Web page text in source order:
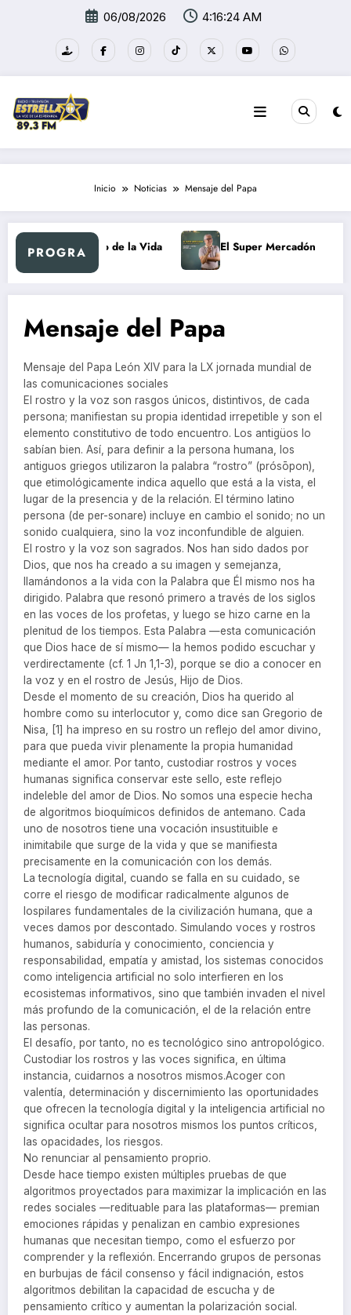
06/08/2026 4:16:25 AM
Inicio Noticias Mensaje del Papa
PROGRA
Al Ritmo de la Vida El Super Mercadón
Mensaje del Papa
Mensaje del Papa León XIV para la LX jornada mundial de
las comunicaciones sociales
El rostro y la voz son rasgos únicos, distintivos, de cada
persona; manifiestan su propia identidad irrepetible y son el
elemento constitutivo de todo encuentro. Los antigüos lo
sabían bien. Así, para definir a la persona humana, los
antiguos griegos utilizaron la palabra “rostro” (prósōpon),
que etimológicamente indica aquello que está a la vista, el
lugar de la presencia y de la relación. El término latino
persona (de per-sonare) incluye en cambio el sonido; no un
sonido cualquiera, sino la voz inconfundible de alguien.
El rostro y la voz son sagrados. Nos han sido dados por
Dios, que nos ha creado a su imagen y semejanza,
llamándonos a la vida con la Palabra que Él mismo nos ha
dirigido. Palabra que resonó primero a través de los siglos
en las voces de los profetas, y luego se hizo carne en la
plenitud de los tiempos. Esta Palabra —esta comunicación
que Dios hace de sí mismo— la hemos podido escuchar y
verdirectamente (cf. 1 Jn 1,1-3), porque se dio a conocer en
la voz y en el rostro de Jesús, Hijo de Dios.
Desde el momento de su creación, Dios ha querido al
hombre como su interlocutor y, como dice san Gregorio de
Nisa, [1] ha impreso en su rostro un reflejo del amor divino,
para que pueda vivir plenamente la propia humanidad
mediante el amor. Por tanto, custodiar rostros y voces
humanas significa conservar este sello, este reflejo
indeleble del amor de Dios. No somos una especie hecha
de algoritmos bioquímicos definidos de antemano. Cada
uno de nosotros tiene una vocación insustituible e
inimitabile que surge de la vida y que se manifiesta
precisamente en la comunicación con los demás.
La tecnología digital, cuando se falla en su cuidado, se
corre el riesgo de modificar radicalmente algunos de
lospilares fundamentales de la civilización humana, que a
veces damos por descontado. Simulando voces y rostros
humanos, sabiduría y conocimiento, conciencia y
responsabilidad, empatía y amistad, los sistemas conocidos
como inteligencia artificial no solo interfieren en los
ecosistemas informativos, sino que también invaden el nivel
más profundo de la comunicación, el de la relación entre
las personas.
El desafío, por tanto, no es tecnológico sino antropológico.
Custodiar los rostros y las voces significa, en última
instancia, cuidarnos a nosotros mismos.Acoger con
valentía, determinación y discernimiento las oportunidades
que ofrecen la tecnología digital y la inteligencia artificial no
significa ocultar para nosotros mismos los puntos críticos,
las opacidades, los riesgos.
No renunciar al pensamiento proprio.
Desde hace tiempo existen múltiples pruebas de que
algoritmos proyectados para maximizar la implicación en las
redes sociales —redituable para las plataformas— premian
emociones rápidas y penalizan en cambio expresiones
humanas que necesitan tiempo, como el esfuerzo por
comprender y la reflexión. Encerrando grupos de personas
en burbujas de fácil consenso y fácil indignación, estos
algoritmos debilitan la capacidad de escucha y de
pensamiento crítico y aumentan la polarización social.